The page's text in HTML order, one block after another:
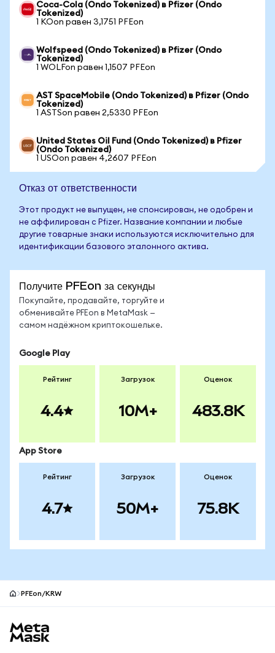
Coca-Cola (Ondo Tokenized) в Pfizer (Ondo
Tokenized)
1 KOon равен 3,1751 PFEon
Wolfspeed (Ondo Tokenized) в Pfizer (Ondo
Tokenized)
1 WOLFon равен 1,1507 PFEon
AST SpaceMobile (Ondo Tokenized) в Pfizer (Ondo
Tokenized)
1 ASTSon равен 2,5330 PFEon
United States Oil Fund (Ondo Tokenized) в Pfizer
(Ondo Tokenized)
1 USOon равен 4,2607 PFEon
Отказ от ответственности
Этот продукт не выпущен, не спонсирован, не одобрен и
не аффилирован с Pfizer. Название компании и любые
другие товарные знаки используются исключительно для
идентификации базового эталонного актива.
Получите PFEon за секунды
Покупайте, продавайте, торгуйте и
обменивайте PFEon в MetaMask —
самом надёжном криптокошельке.
Google Play
Рейтинг
4.4
Загрузок
10M+
Оценок
483.8K
App Store
Рейтинг
4.7
Загрузок
50M+
Оценок
75.8K
PFEon/KRW